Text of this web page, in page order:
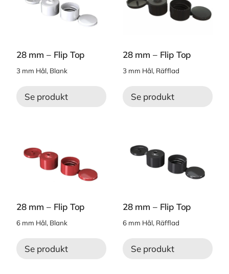
28 mm – Flip Top
3 mm Hål, Blank
Se produkt
28 mm – Flip Top
3 mm Hål, Räfflad
Se produkt
28 mm – Flip Top
6 mm Hål, Blank
Se produkt
28 mm – Flip Top
6 mm Hål, Räfflad
Se produkt